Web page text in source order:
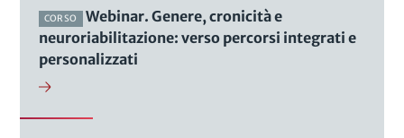
CORSO
Webinar. Genere, cronicità e
neuroriabilitazione: verso percorsi integrati e
personalizzati